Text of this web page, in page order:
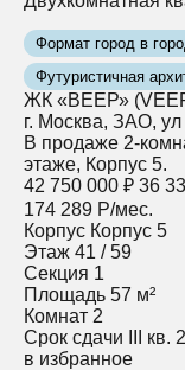
Формат город в
Футуристичная
ЖК «ВЕЕР»
г. Москва, ЗАО,
В продаже 2-
этаже, Корпус 5.
42 750 000 ₽ 36
174 289 Р/мес.
Корпус Корпус 5
Этаж 41 / 59
Секция 1
Площадь 57 м²
Комнат 2
Срок сдачи
III кв.
в избранное